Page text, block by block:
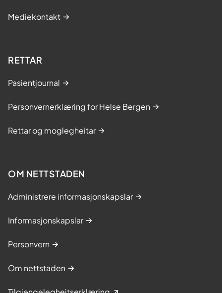
Mediekontakt
RETTAR
Pasientjournal
Personvernerklæring for Helse Bergen
Rettar og moglegheitar
OM NETTSTADEN
Administrere informasjonskapslar
Informasjonskapslar
Personvern
Om nettstaden